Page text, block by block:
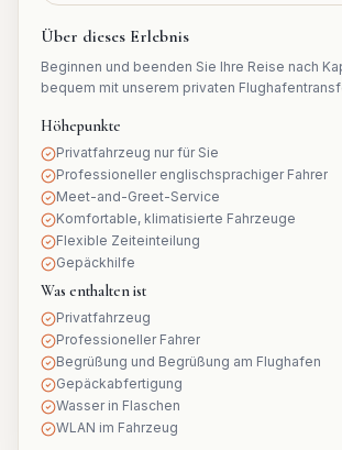
Über dieses Erlebnis
Beginnen und beenden Sie Ihre Reise nach
bequem mit unserem privaten
Höhepunkte
Privatfahrzeug nur für Sie
Professioneller englischsprachiger Fahrer
Meet-and-Greet-Service
Komfortable, klimatisierte Fahrzeuge
Flexible Zeiteinteilung
Gepäckhilfe
Was enthalten ist
Privatfahrzeug
Professioneller Fahrer
Begrüßung und Begrüßung am Flughafen
Gepäckabfertigung
Wasser in Flaschen
WLAN im Fahrzeug